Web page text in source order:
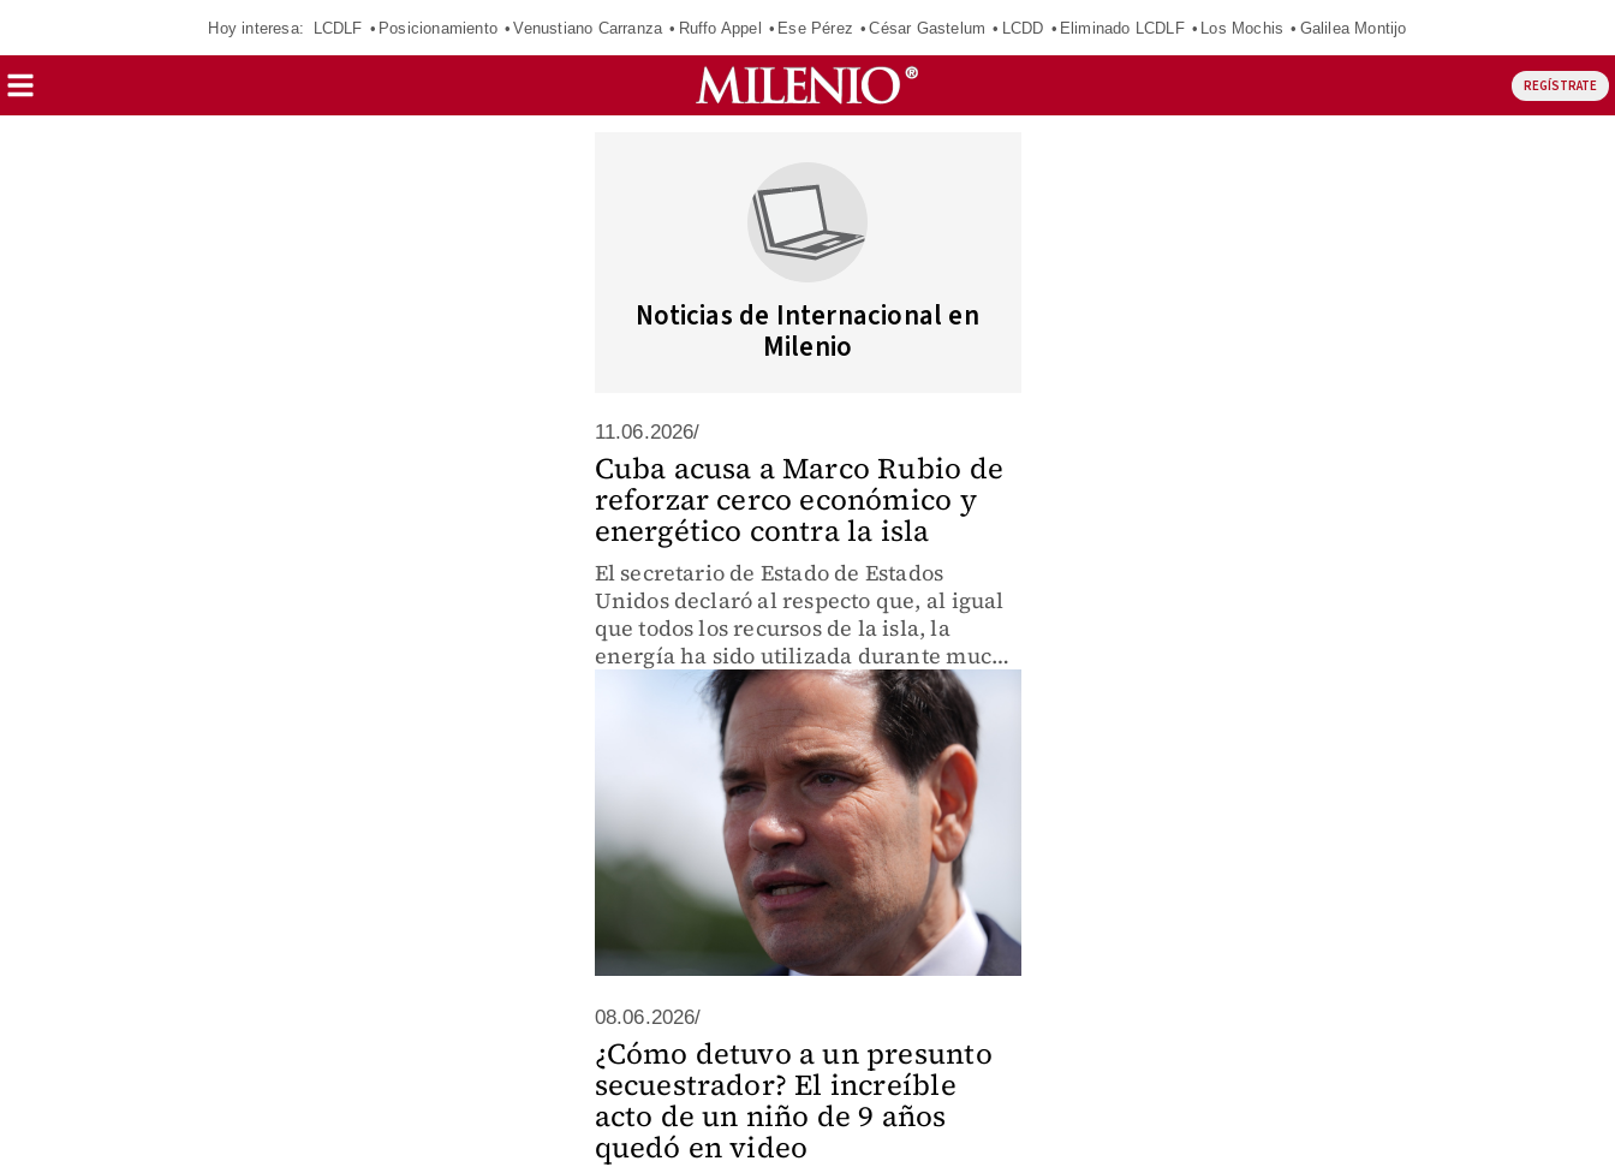
Hoy interesa: LCDLF Posicionamiento Venustiano Carranza Ruffo Appel Ese Pérez César Gastelum LCDD Eliminado LCDLF Los Mochis Galilea Montijo
REGÍSTRATE
Noticias de Internacional en
Milenio
11.06.2026/
Cuba acusa a Marco Rubio de
reforzar cerco económico y
energético contra la isla
El secretario de Estado de Estados
Unidos declaró al respecto que, al igual
que todos los recursos de la isla, la
energía ha sido utilizada durante mucho
tiempo por el gobierno comunista de
Cuba como un arma.
08.06.2026/
¿Cómo detuvo a un presunto
secuestrador? El increíble
acto de un niño de 9 años
quedó en video